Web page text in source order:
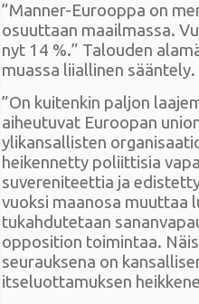
”Manner-Eurooppa on
osuuttaan maailmassa.
nyt 14 %.” Talouden
muassa liiallinen sääntely.
”On kuitenkin paljon
aiheutuvat Euroopan
ylikansallisten
heikennetty poliittisia
suvereniteettia ja
vuoksi maanosa muuttaa
tukahdutetaan
opposition toimintaa.
seurauksena on
itseluottamuksen